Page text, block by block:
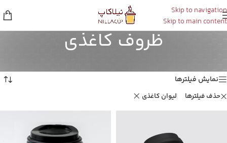
Skip to navigation
Skip to main content
ظروف کاغذی
نمایش فیلترها
حذف فیلترها لیوان کاغذی